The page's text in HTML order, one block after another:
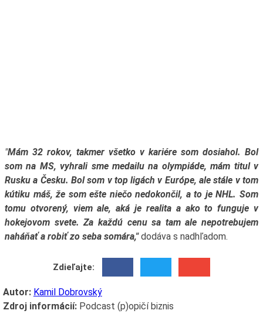
"Mám 32 rokov, takmer všetko v kariére som dosiahol. Bol
som na MS, vyhrali sme medailu na olympiáde, mám titul v
Rusku a Česku. Bol som v top ligách v Európe, ale stále v tom
kútiku máš, že som ešte niečo nedokončil, a to je NHL. Som
tomu otvorený, viem ale, aká je realita a ako to funguje v
hokejovom svete. Za každú cenu sa tam ale nepotrebujem
naháňať a robiť zo seba somára,"dodáva s nadhľadom.
Zdieľajte:
Autor: Kamil Dobrovský
Zdroj informácií:Podcast (p)opičí biznis